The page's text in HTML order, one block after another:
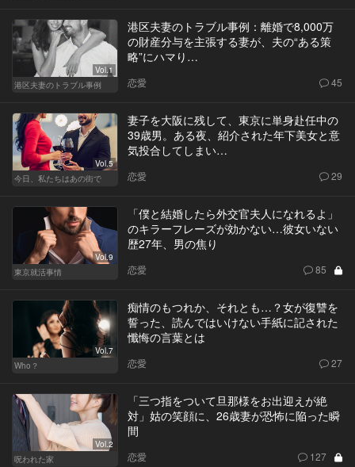
Vol.1
港区夫妻のトラブル事例
港区夫妻のトラブル事例：離婚で8,000万
の財産分与を主張する妻が、夫の“ある策
略”にハマり…
恋愛 45
Vol.5
今日、私たちはあの街で
妻子を大阪に残して、東京に単身赴任中の
39歳男。ある夜、紹介された年下美女と意
気投合してしまい…
恋愛 29
Vol.9
東京就活事情
「僕と結婚したら外交官夫人になれるよ」
のキラーフレーズが効かない…彼女いない
歴27年、男の焦り
恋愛 85
Vol.7
Who？
痴情のもつれか、それとも…？女が復讐を
誓った、読んではいけない手紙に記された
懺悔の言葉とは
恋愛 27
Vol.2
呪われた家
「三つ指をついて旦那様をお出迎えが絶
対」姑の笑顔に、26歳妻が恐怖に陥った瞬
間
恋愛 127